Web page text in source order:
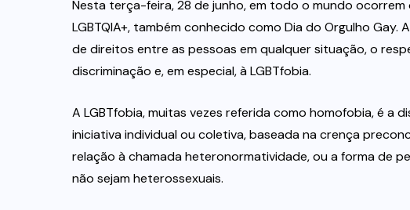
Nesta terça-feira, 28 de junho, em todo o mundo
LGBTQIA+, também conhecido como Dia do Orgulho
de direitos entre as pessoas em qualquer situação, o
discriminação e, em especial, à LGBTfobia.
A LGBTfobia, muitas vezes referida como homofobia, é a
iniciativa individual ou coletiva, baseada na crença
relação à chamada heteronormatividade, ou a forma de
não sejam heterossexuais.